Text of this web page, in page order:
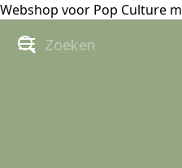
Webshop voor Pop Culture